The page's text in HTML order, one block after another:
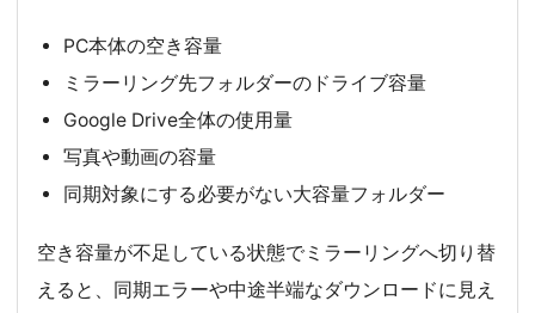
PC本体の空き容量
ミラーリング先フォルダーのドライブ容量
Google Drive全体の使用量
写真や動画の容量
同期対象にする必要がない大容量フォルダー
空き容量が不足している状態でミラーリングへ切り替
えると、同期エラーや中途半端なダウンロードに見え